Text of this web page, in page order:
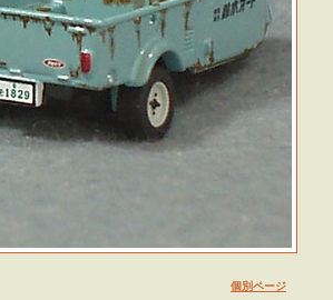
個別ページ